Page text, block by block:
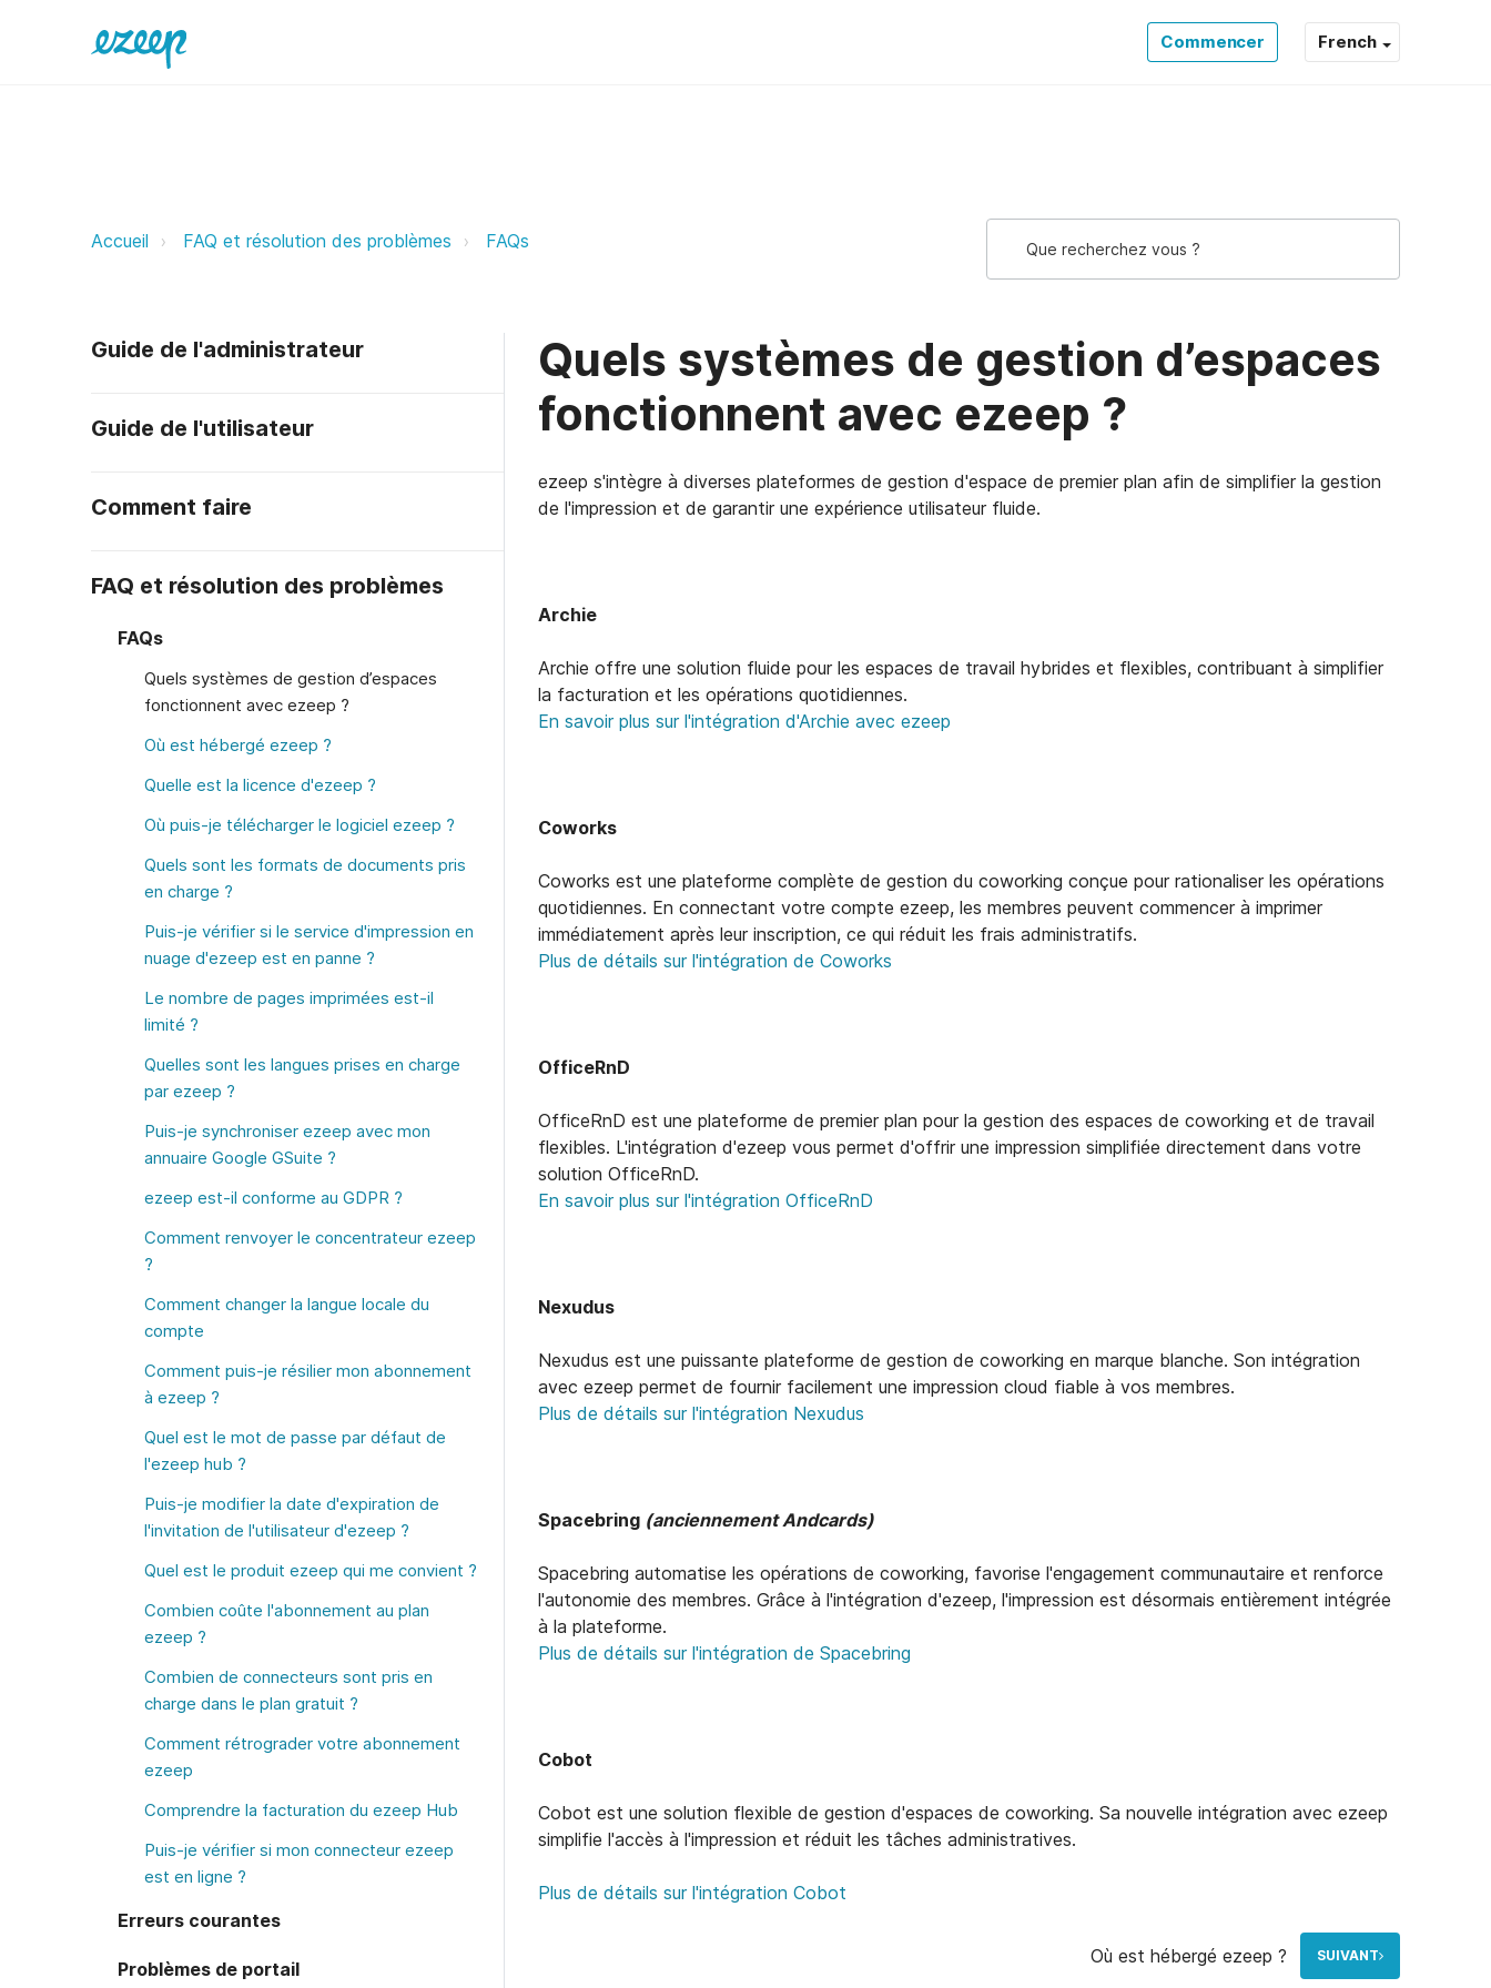
Commencer French
Quels systèmes de gestion d’espaces fonctionnent avec ezeep ? ezeep Support Support
Accueil FAQ et résolution des problèmes FAQs
Guide de l'administrateur
Guide de l'utilisateur
Comment faire
FAQ et résolution des problèmes
FAQs
Quels systèmes de gestion d’espaces
fonctionnent avec ezeep ?
Où est hébergé ezeep ?
Quelle est la licence d'ezeep ?
Où puis-je télécharger le logiciel ezeep ?
Quels sont les formats de documents pris
en charge ?
Puis-je vérifier si le service d'impression en
nuage d'ezeep est en panne ?
Le nombre de pages imprimées est-il
limité ?
Quelles sont les langues prises en charge
par ezeep ?
Puis-je synchroniser ezeep avec mon
annuaire Google GSuite ?
ezeep est-il conforme au GDPR ?
Comment renvoyer le concentrateur ezeep
?
Comment changer la langue locale du
compte
Comment puis-je résilier mon abonnement
à ezeep ?
Quel est le mot de passe par défaut de
l'ezeep hub ?
Puis-je modifier la date d'expiration de
l'invitation de l'utilisateur d'ezeep ?
Quel est le produit ezeep qui me convient ?
Combien coûte l'abonnement au plan
ezeep ?
Combien de connecteurs sont pris en
charge dans le plan gratuit ?
Comment rétrograder votre abonnement
ezeep
Comprendre la facturation du ezeep Hub
Puis-je vérifier si mon connecteur ezeep
est en ligne ?
Erreurs courantes
Problèmes de portail
Quels systèmes de gestion d’espaces
fonctionnent avec ezeep ?
ezeep s'intègre à diverses plateformes de gestion d'espace de premier plan afin de simplifier la gestion
de l'impression et de garantir une expérience utilisateur fluide.
Archie
Archie offre une solution fluide pour les espaces de travail hybrides et flexibles, contribuant à simplifier
la facturation et les opérations quotidiennes.
En savoir plus sur l'intégration d'Archie avec ezeep
Coworks
Coworks est une plateforme complète de gestion du coworking conçue pour rationaliser les opérations
quotidiennes. En connectant votre compte ezeep, les membres peuvent commencer à imprimer
immédiatement après leur inscription, ce qui réduit les frais administratifs.
Plus de détails sur l'intégration de Coworks
OfficeRnD
OfficeRnD est une plateforme de premier plan pour la gestion des espaces de coworking et de travail
flexibles. L'intégration d'ezeep vous permet d'offrir une impression simplifiée directement dans votre
solution OfficeRnD.
En savoir plus sur l'intégration OfficeRnD
Nexudus
Nexudus est une puissante plateforme de gestion de coworking en marque blanche. Son intégration
avec ezeep permet de fournir facilement une impression cloud fiable à vos membres.
Plus de détails sur l'intégration Nexudus
Spacebring (anciennement Andcards)
Spacebring automatise les opérations de coworking, favorise l'engagement communautaire et renforce
l'autonomie des membres. Grâce à l'intégration d'ezeep, l'impression est désormais entièrement intégrée
à la plateforme.
Plus de détails sur l'intégration de Spacebring
Cobot
Cobot est une solution flexible de gestion d'espaces de coworking. Sa nouvelle intégration avec ezeep
simplifie l'accès à l'impression et réduit les tâches administratives.
Plus de détails sur l'intégration Cobot
Où est hébergé ezeep ? SUIVANT